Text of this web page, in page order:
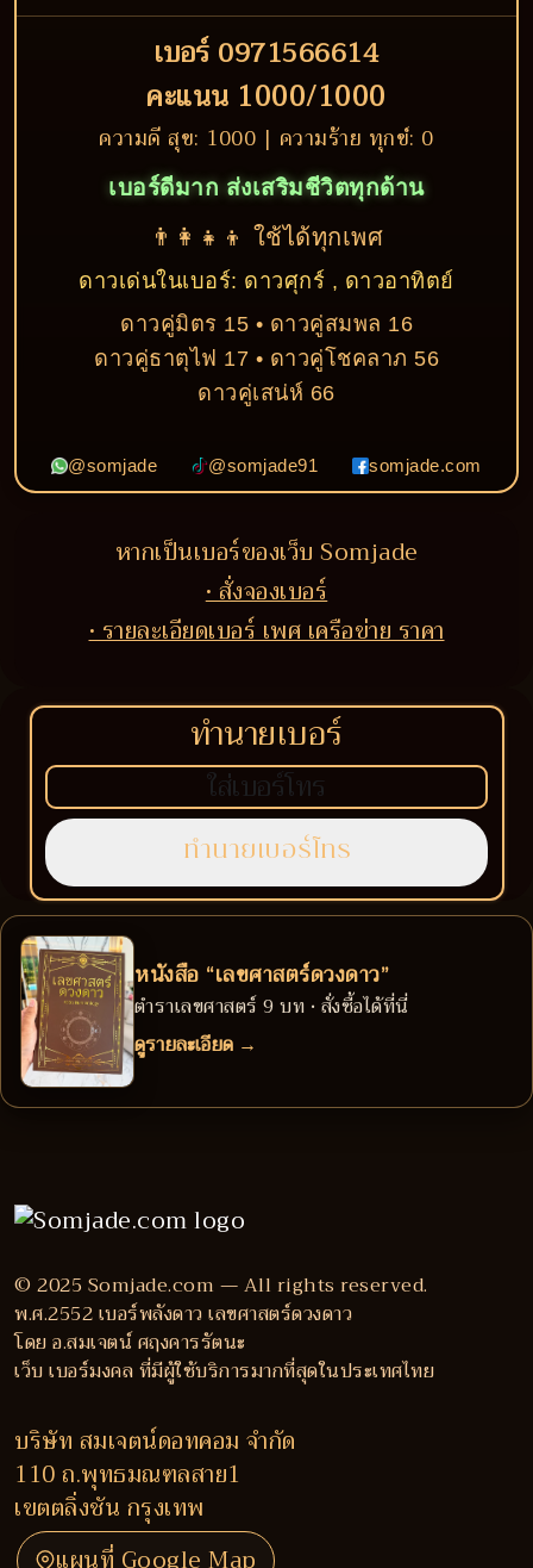
เบอร์ 0971566614
คะแนน 1000/1000
ความดี สุข: 1000 | ความร้าย ทุกข์: 0
เบอร์ดีมาก ส่งเสริมชีวิตทุกด้าน
👨‍👩‍👧‍👦 ใช้ได้ทุกเพศ
ดาวเด่นในเบอร์: ดาวศุกร์ , ดาวอาทิตย์
ดาวคู่มิตร 15 • ดาวคู่สมพล 16
ดาวคู่ธาตุไฟ 17 • ดาวคู่โชคลาภ 56
ดาวคู่เสน่ห์ 66
@somjade @somjade91 somjade.com
หากเป็นเบอร์ของเว็บ Somjade
• สั่งจองเบอร์
• รายละเอียดเบอร์ เพศ เครือข่าย ราคา
ทำนายเบอร์
หนังสือ “เลขศาสตร์ดวงดาว”
ตำราเลขศาสตร์ 9 บท • สั่งซื้อได้ที่นี่
ดูรายละเอียด →
© 2025 Somjade.com — All rights reserved.
พ.ศ.2552 เบอร์พลังดาว เลขศาสตร์ดวงดาว
โดย อ.สมเจตน์ ศฤงคารรัตนะ
เว็บ เบอร์มงคล ที่มีผู้ใช้บริการมากที่สุดในประเทศไทย
บริษัท สมเจตน์ดอทคอม จำกัด
110 ถ.พุทธมณฑลสาย1
เขตตลิ่งชัน กรุงเทพ